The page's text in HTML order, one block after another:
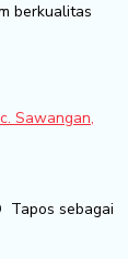
berkualitas
Sawangan,
Tapos sebagai